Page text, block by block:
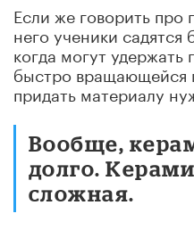
Если же говорить про
него ученики садятся
когда могут
быстро вращающейся
придать материалу
Вообще,
долго.
сложная.